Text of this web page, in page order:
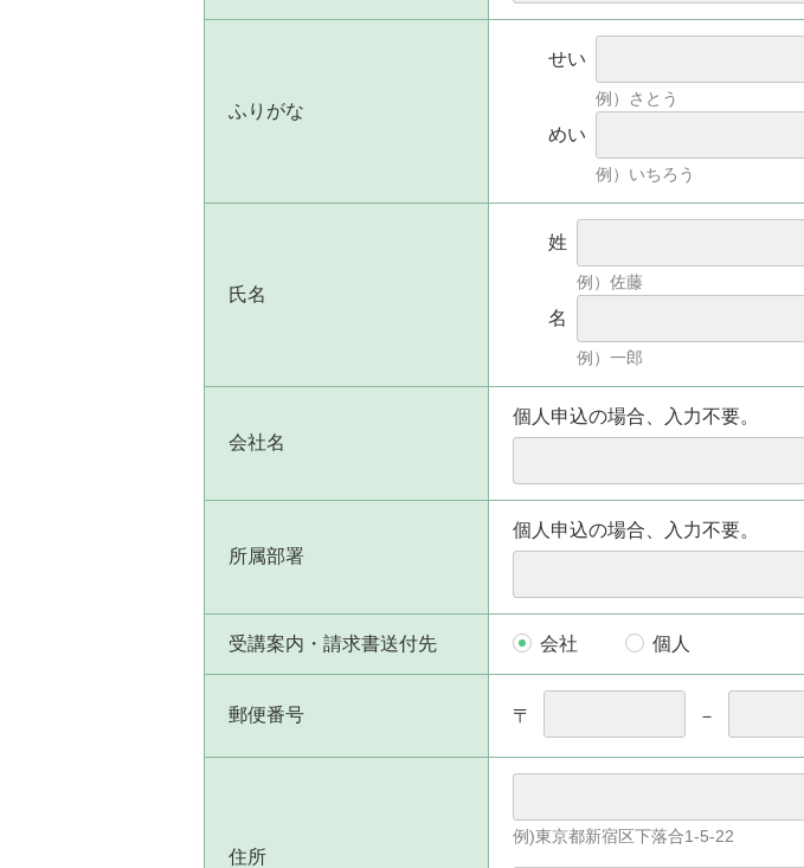
ふりがな
せい
例）さとう
めい
例）いちろう
氏名
姓
例）佐藤
名
例）一郎
会社名
個人申込の場合、入力不要。
所属部署
個人申込の場合、入力不要。
受講案内・請求書送付先 会社 個人
郵便番号 〒 －
住所
例)東京都新宿区下落合1-5-22